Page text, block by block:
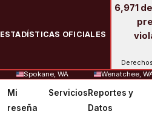
ESTADÍSTICAS OFICIALES
6,971
Spokane, WA Wenatchee,
Mi
reseña
ServiciosReportes y
Datos